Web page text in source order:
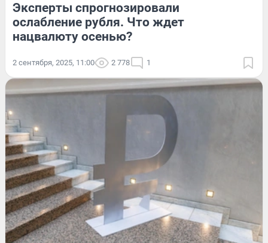
Эксперты спрогнозировали
ослабление рубля. Что ждет
нацвалюту осенью?
2 сентября, 2025, 11:00 2 778 1